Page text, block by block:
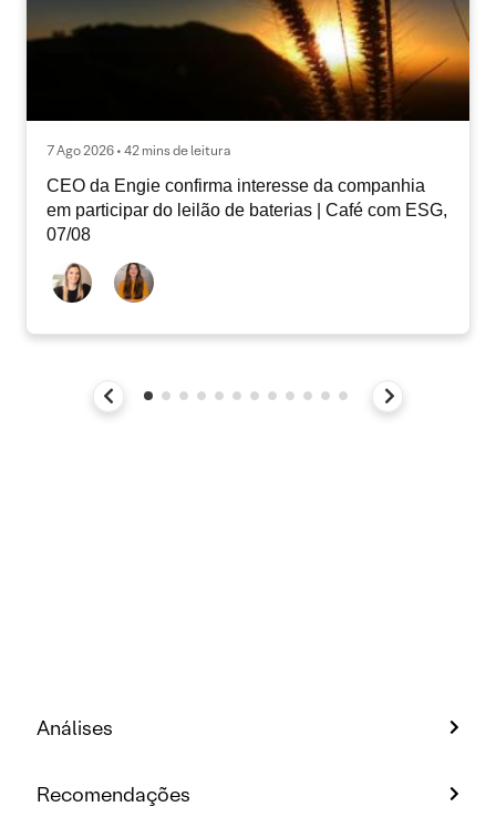
7 Ago 2026 • 42 mins de leitura
CEO da Engie confirma interesse da companhia
em participar do leilão de baterias | Café com ESG,
07/08
Análises
Recomendações